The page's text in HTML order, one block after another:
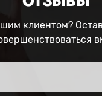
клиентом?